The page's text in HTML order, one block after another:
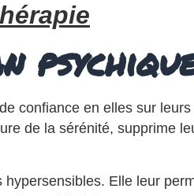
confiance en elles sur
de la sérénité, supprime
Elle leur